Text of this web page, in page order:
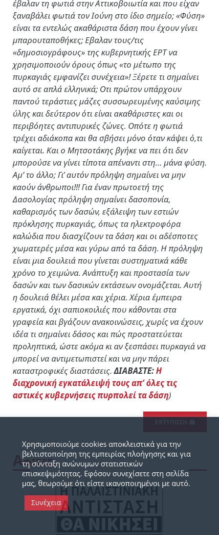
έβαλαν τη φωτιά στην Αττικοβοιωτία και που είχαν
ξαναβάλει φωτιά τον Ιούνη στο ίδιο σημείο; «Φύση»
είναι τα εντελώς ακαθάριστα δάση που έχουν γίνει
μπαρουταποθήκες; Εβαλαν τους/τις
«δημοσιογράφους» της κυβερνητικής ΕΡΤ να
χρησιμοποιούν όρους όπως «το μέτωπο της
πυρκαγιάς εμφανίζει συνέχεια»! Ξέρετε τι σημαίνει
αυτό σε απλά ελληνικά; Οτι πρώτον υπάρχουν
παντού τεράστιες μάζες συσσωρευμένης καύσιμης
ύλης και δεύτερον ότι είναι ακαθάριστες και οι
περιβόητες αντιπυρικές ζώνες. Οπότε η φωτιά
τρέχει αδιάκοπα και θα σβήσει μόνο όταν κάψει ό,τι
καίγεται. Και ο Μητσοτάκης βγήκε να πει ότι δεν
μπορούσε να γίνει τίποτα απέναντι στη… μάνα φύση.
Αμ’ το άλλο; Γι’ αυτόν πρόληψη σημαίνει να μην
καούν άνθρωποι!!! Για έναν πρωτοετή της
Δασολογίας πρόληψη σημαίνει δασοπονία,
καθαρισμός των δασών, εξάλειψη των εστιών
πρόκλησης πυρκαγιάς, όπως τα ηλεκτροφόρα
καλώδια που διασχίζουν τα δάση και οι αδέσποτες
χωματερές μέσα και γύρω από τα δάση. Η πρόληψη
είναι μια δουλειά που γίνεται συστηματικά κάθε
χρόνο το χειμώνα. Ανάπτυξη και προστασία των
δασών και των δασικών εκτάσεων ονομάζεται. Αυτή
η δουλειά θέλει μέσα και χέρια. Χέρια έμπειρα
εργατικά, όχι σαπιοκοιλιές που κάθονται στα
γραφεία και βγάζουν ανακοινώσεις, χωρίς να έχουν
ιδέα τι σημαίνει δάσος και πώς προστατεύεται
προληπτικά, ώστε ακόμα κι αν ξεσπάσει πυρκαγιά να
μπορεί να αντιμετωπιστεί και να μην πάρει
καταστροφικές διαστάσεις.ΔΙΑΒΑΣΤΕ:Η
διαχρονική εγκατάλειψή τους απ’ όλες τις
αστικές κυβερνήσεις πυρπολεί τα δάση)
ΑΦΙΣΕΣ
Χρησιμοποιούμε cookies αποκλειστικά για την
βελτιστοποίηση της εμπειρίας πλοήγησης και για
τη σύνταξη ανώνυμων στατιστικών
επισκεψιμότητας. Εφόσον συνεχίσετε στη σελίδα
μας, θεωρούμε ότι είστε ικανοποιημένοι με αυτό.
Συνέχεια